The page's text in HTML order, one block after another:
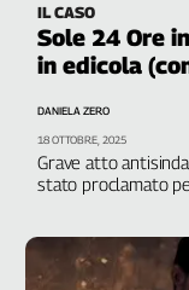
IL CASO
Sole 24 Ore
in edicola
Grave atto
stato proclamato
DANIELA ZERO
18 OTTOBRE, 2025